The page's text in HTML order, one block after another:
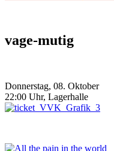
vage-mutig
Donnerstag, 08. Oktober
22:00 Uhr, Lagerhalle